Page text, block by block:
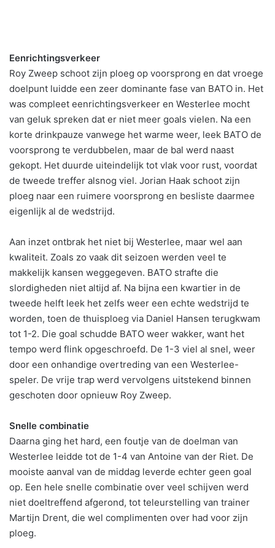
Eenrichtingsverkeer
Roy Zweep schoot zijn ploeg op voorsprong en dat vroege
doelpunt luidde een zeer dominante fase van BATO in. Het
was compleet eenrichtingsverkeer en Westerlee mocht
van geluk spreken dat er niet meer goals vielen. Na een
korte drinkpauze vanwege het warme weer, leek BATO de
voorsprong te verdubbelen, maar de bal werd naast
gekopt. Het duurde uiteindelijk tot vlak voor rust, voordat
de tweede treffer alsnog viel. Jorian Haak schoot zijn
ploeg naar een ruimere voorsprong en besliste daarmee
eigenlijk al de wedstrijd.
Aan inzet ontbrak het niet bij Westerlee, maar wel aan
kwaliteit. Zoals zo vaak dit seizoen werden veel te
makkelijk kansen weggegeven. BATO strafte die
slordigheden niet altijd af. Na bijna een kwartier in de
tweede helft leek het zelfs weer een echte wedstrijd te
worden, toen de thuisploeg via Daniel Hansen terugkwam
tot 1-2. Die goal schudde BATO weer wakker, want het
tempo werd flink opgeschroefd. De 1-3 viel al snel, weer
door een onhandige overtreding van een Westerlee-
speler. De vrije trap werd vervolgens uitstekend binnen
geschoten door opnieuw Roy Zweep.
Snelle combinatie
Daarna ging het hard, een foutje van de doelman van
Westerlee leidde tot de 1-4 van Antoine van der Riet. De
mooiste aanval van de middag leverde echter geen goal
op. Een hele snelle combinatie over veel schijven werd
niet doeltreffend afgerond, tot teleurstelling van trainer
Martijn Drent, die wel complimenten over had voor zijn
ploeg.